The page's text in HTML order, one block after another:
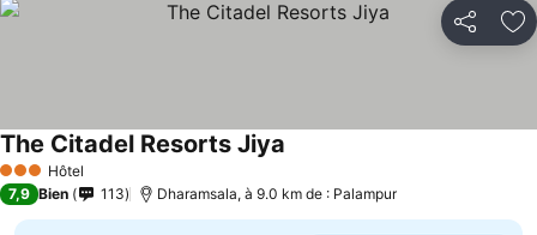
Partager
3 ÉtoilesHôtel
The Citadel Resorts Jiya
7,9 Bien 113 Dharamsala, à 9.0 km de : Palampur